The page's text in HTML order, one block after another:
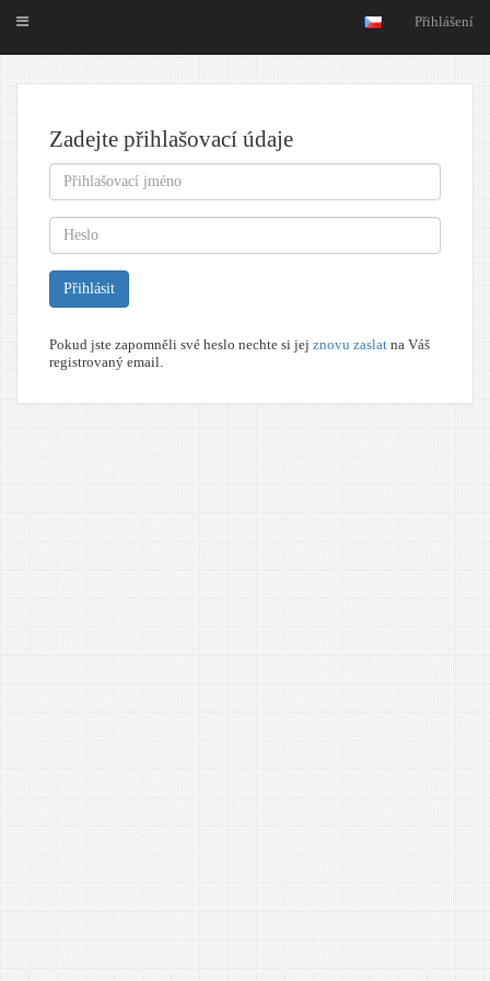
Přihlášení
Zadejte přihlašovací údaje
Přihlásit
Pokud jste zapomněli své heslo nechte si jej znovu zaslat na Váš
registrovaný email.